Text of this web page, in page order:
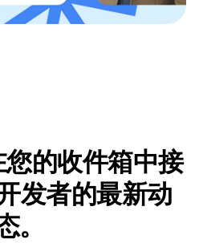
的收件箱中接
发者的最新动
。